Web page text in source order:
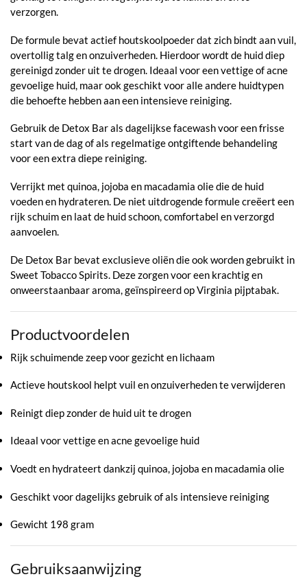
verzorgen.
De formule bevat actief houtskoolpoeder dat zich bindt aan vuil,
overtollig talg en onzuiverheden. Hierdoor wordt de huid diep
gereinigd zonder uit te drogen. Ideaal voor een vettige of acne
gevoelige huid, maar ook geschikt voor alle andere huidtypen
die behoefte hebben aan een intensieve reiniging.
Gebruik de Detox Bar als dagelijkse facewash voor een frisse
start van de dag of als regelmatige ontgiftende behandeling
voor een extra diepe reiniging.
Verrijkt met quinoa, jojoba en macadamia olie die de huid
voeden en hydrateren. De niet uitdrogende formule creëert een
rijk schuim en laat de huid schoon, comfortabel en verzorgd
aanvoelen.
De Detox Bar bevat exclusieve oliën die ook worden gebruikt in
Sweet Tobacco Spirits. Deze zorgen voor een krachtig en
onweerstaanbaar aroma, geïnspireerd op Virginia pijptabak.
Productvoordelen
Rijk schuimende zeep voor gezicht en lichaam
Actieve houtskool helpt vuil en onzuiverheden te verwijderen
Reinigt diep zonder de huid uit te drogen
Ideaal voor vettige en acne gevoelige huid
Voedt en hydrateert dankzij quinoa, jojoba en macadamia olie
Geschikt voor dagelijks gebruik of als intensieve reiniging
Gewicht 198 gram
Gebruiksaanwijzing